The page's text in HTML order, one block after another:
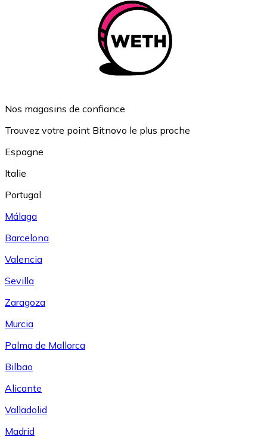
Nos magasins de confiance
Trouvez votre point Bitnovo le plus proche
Espagne
Italie
Portugal
Málaga
Barcelona
Valencia
Sevilla
Zaragoza
Murcia
Palma de Mallorca
Bilbao
Alicante
Valladolid
Madrid